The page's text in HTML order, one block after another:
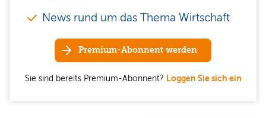
News rund um das Thema Wirtschaft
Premium-Abonnent werden
Sie sind bereits Premium-Abonnent? Loggen Sie sich ein